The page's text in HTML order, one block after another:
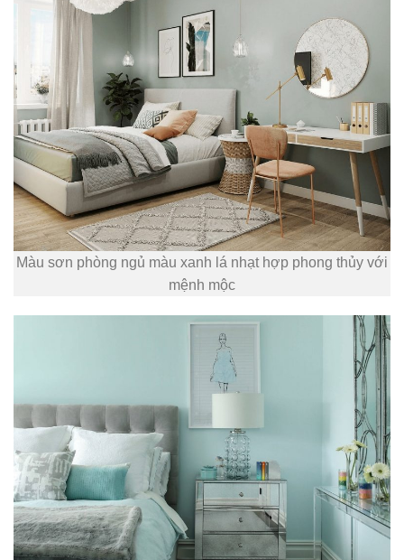
Màu sơn phòng ngủ màu xanh lá nhạt hợp phong thủy với
mệnh mộc